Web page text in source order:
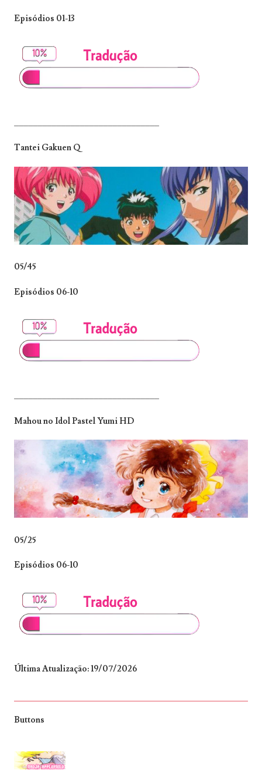
Episódios 01-13
Tantei Gakuen Q
05/45
Episódios 06-10
_______________________________
Mahou no Idol Pastel Yumi HD
05/25
Episódios 06-10
Última Atualização: 19/07/2026
Buttons